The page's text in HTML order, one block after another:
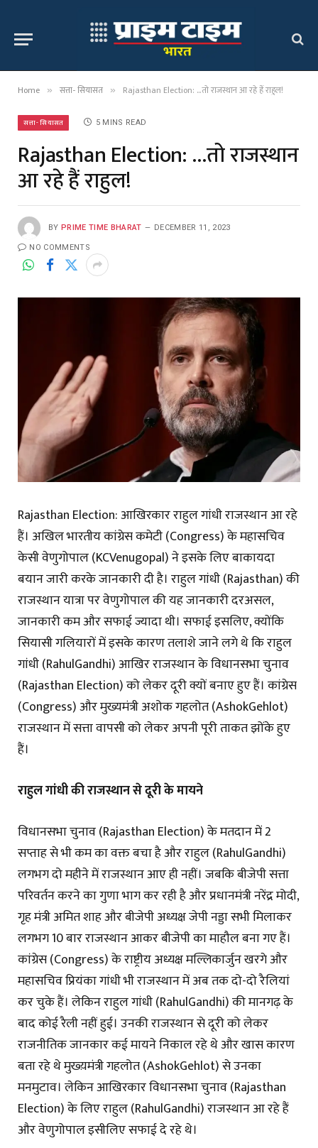
Home » सत्ता- सियासत » Rajasthan Election: …तो राजस्थान आ रहे हैं राहुल!
सत्ता- सियासत 5 MINS READ
Rajasthan Election: …तो राजस्थान
आ रहे हैं राहुल!
BY PRIME TIME BHARAT DECEMBER 11, 2023
NO COMMENTS
Rajasthan Election: आखिरकार राहुल गांधी राजस्थान आ रहे
हैं। अखिल भारतीय कांग्रेस कमेटी (Congress) के महासचिव
केसी वेणुगोपाल (KCVenugopal) ने इसके लिए बाकायदा
बयान जारी करके जानकारी दी है। राहुल गांधी (Rajasthan) की
राजस्थान यात्रा पर वेणुगोपाल की यह जानकारी दरअसल,
जानकारी कम और सफाई ज्यादा थी। सफाई इसलिए, क्योंकि
सियासी गलियारों में इसके कारण तलाशे जाने लगे थे कि राहुल
गांधी (RahulGandhi) आखिर राजस्थान के विधानसभा चुनाव
(Rajasthan Election) को लेकर दूरी क्यों बनाए हुए हैं। कांग्रेस
(Congress) और मुख्यमंत्री अशोक गहलोत (AshokGehlot)
राजस्थान में सत्ता वापसी को लेकर अपनी पूरी ताकत झोंके हुए
हैं।
राहुल गांधी की राजस्थान से दूरी के मायने
विधानसभा चुनाव (Rajasthan Election) के मतदान में 2
सप्ताह से भी कम का वक्त बचा है और राहुल (RahulGandhi)
लगभग दो महीने में राजस्थान आए ही नहीं। जबकि बीजेपी सत्ता
पर‍िवर्तन करने का गुणा भाग कर रही है और प्रधानमंत्री नरेंद्र मोदी,
गृह मंत्री अमित शाह और बीजेपी अध्यक्ष जेपी नड्डा सभी मिलाकर
लगभग 10 बार राजस्थान आकर बीजेपी का माहौल बना गए हैं।
कांग्रेस (Congress) के राष्ट्रीय अध्यक्ष मल्लिकार्जुन खरगे और
महासचिव प्रियंका गांधी भी राजस्थान में अब तक दो-दो रैलियां
कर चुके हैं। लेकिन राहुल गांधी (RahulGandhi) की मानगढ़ के
बाद कोई रैली नहीं हुई। उनकी राजस्थान से दूरी को लेकर
राजनीतिक जानकार कई मायने निकाल रहे थे और खास कारण
बता रहे थे मुख्य़मंत्री गहलोत (AshokGehlot) से उनका
मनमुटाव। लेकिन आखिरकार विधानसभा चुनाव (Rajasthan
Election) के लिए राहुल (RahulGandhi) राजस्थान आ रहे हैं
और वेणुगोपाल इसीलिए सफाई दे रहे थे।